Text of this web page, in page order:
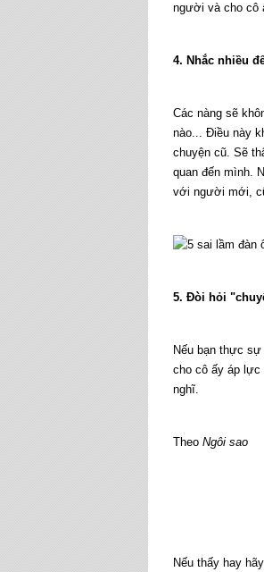
người và cho cô
4. Nhắc nhiều
Các nàng sẽ
nào... Điều này
chuyện cũ. Sẽ
quan đến mình.
với người mới,
5. Đòi hỏi
Nếu bạn thực
cho cô ấy áp lực
nghĩ.
Theo Ngôi sao
Nếu thấy hay